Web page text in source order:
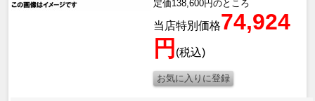
定価138,600円のところ
当店特別価格74,924
円 (税込)